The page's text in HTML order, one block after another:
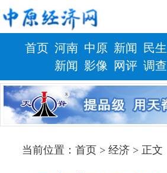
首页 河南
新闻
中原
影像
新闻
网评
民生
调查
财政 健康
当前位置：首页 > 经济 > 正文